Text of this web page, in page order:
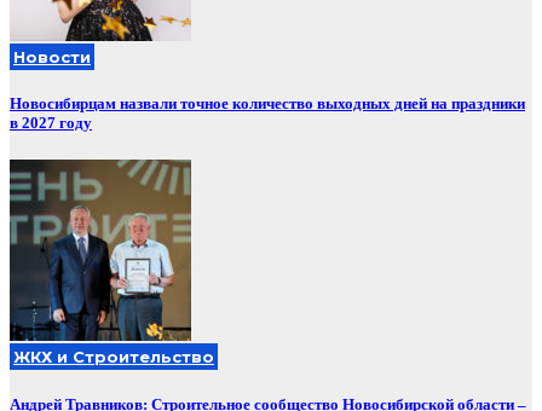
Новости
Новосибирцам назвали точное количество выходных дней на праздники
в 2027 году
ЖКХ и Строительство
Андрей Травников: Строительное сообщество Новосибирской области –